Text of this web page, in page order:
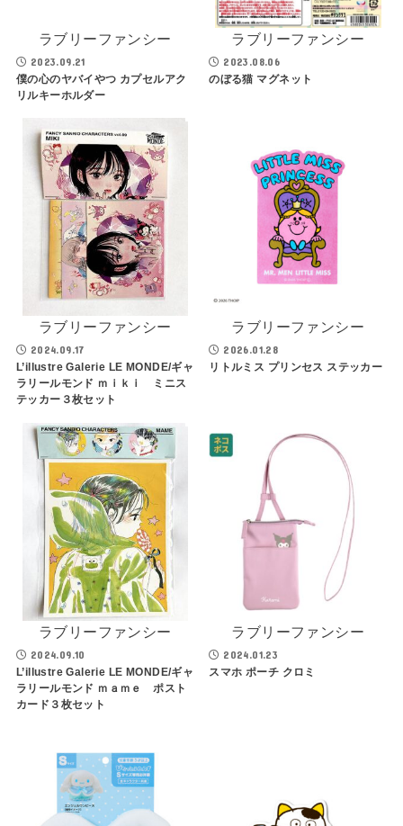
ラブリーファンシー
2023.09.21
僕の心のヤバイやつ カプセルアク
リルキーホルダー
ラブリーファンシー
2023.08.06
のぼる猫 マグネット
ラブリーファンシー
2024.09.17
L’illustre Galerie LE MONDE/ギャ
ラリールモンド ｍｉｋｉ ミニス
テッカー３枚セット
ラブリーファンシー
2026.01.28
リトルミス プリンセス ステッカー
ラブリーファンシー
2024.09.10
L’illustre Galerie LE MONDE/ギャ
ラリールモンド ｍａｍｅ ポスト
カード３枚セット
ラブリーファンシー
2024.01.23
スマホ ポーチ クロミ